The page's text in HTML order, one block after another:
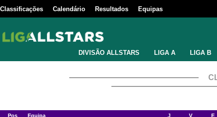
Classificações Calendário Resultados Equipas
DIVISÃO ALLSTARS LIGA A LIGA B
Pos Equipa J V
E